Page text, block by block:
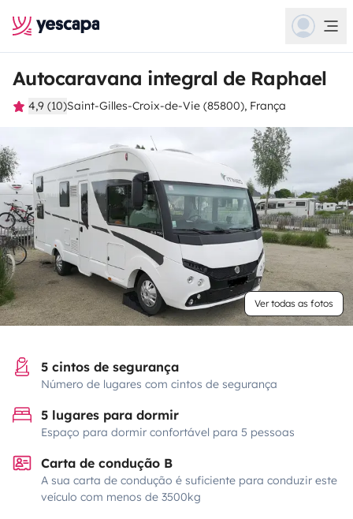
Autocaravana integral de Raphael
4,9 (10)Saint-Gilles-Croix-de-Vie (85800), França
Ver todas as fotos
5 cintos de segurança
Número de lugares com cintos de segurança
5 lugares para dormir
Espaço para dormir confortável para 5 pessoas
Carta de condução B
A sua carta de condução é suficiente para conduzir este
veículo com menos de 3500kg